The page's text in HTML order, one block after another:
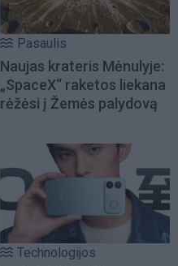
Pasaulis
Naujas krateris Mėnulyje:
„SpaceX“ raketos liekana
rėžėsi į Žemės palydovą
Technologijos